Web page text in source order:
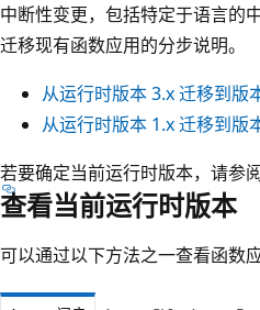
中断性变更，包括特定于语言的
迁移现有函数应用的分步说明。
从运行时版本 3.x 迁移到版
从运行时版本 1.x 迁移到版
若要确定当前运行时版本，请参
查看当前运行时版本
可以通过以下方法之一查看函数